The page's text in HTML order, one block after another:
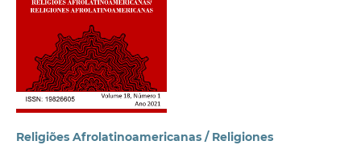
Religiões Afrolatinoamericanas / Religiones